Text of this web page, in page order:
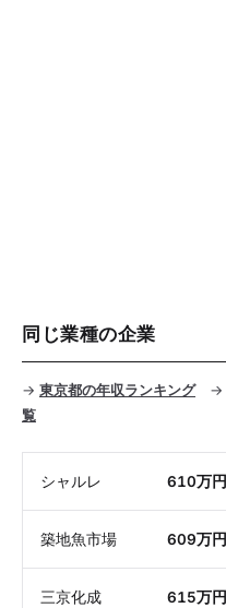
同じ業種の企業
→ 東京都の年収ランキング→
覧
シャルレ 610万円
築地魚市場 609万円
三京化成 615万円